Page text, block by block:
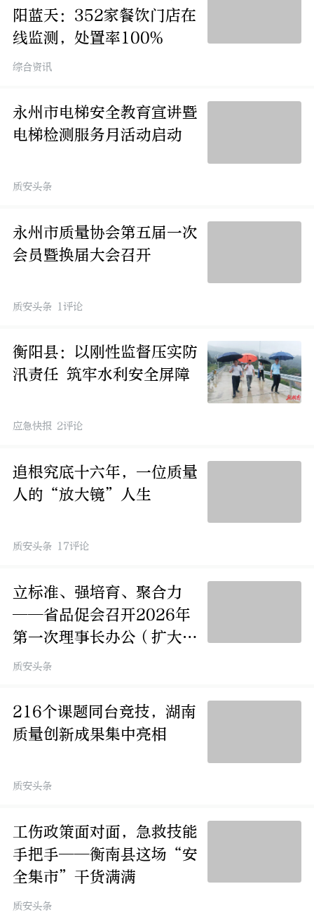
阳蓝天：352家餐饮门店在
线监测，处置率100%
综合资讯
永州市电梯安全教育宣讲暨
电梯检测服务月活动启动
质安头条
永州市质量协会第五届一次
会员暨换届大会召开
质安头条 1评论
衡阳县：以刚性监督压实防
汛责任 筑牢水利安全屏障
应急快报 2评论
追根究底十六年，一位质量
人的“放大镜”人生
质安头条 17评论
立标准、强培育、聚合力
——省品促会召开2026年
第一次理事长办公（扩大）
会议
质安头条
216个课题同台竞技，湖南
质量创新成果集中亮相
质安头条
工伤政策面对面，急救技能
手把手——衡南县这场“安
全集市”干货满满
质安头条